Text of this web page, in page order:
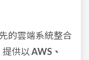
的雲端系統整合
供以 AWS、